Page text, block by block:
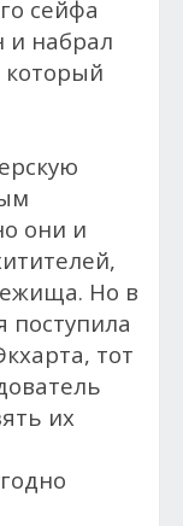
сейфа
и набрал
они и
Но в
тот
их